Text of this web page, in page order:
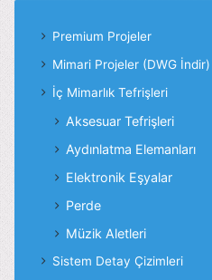
Premium Projeler
Mimari Projeler (DWG İndir)
İç Mimarlık Tefrişleri
Aksesuar Tefrişleri
Aydınlatma Elemanları
Elektronik Eşyalar
Perde
Müzik Aletleri
Sistem Detay Çizimleri